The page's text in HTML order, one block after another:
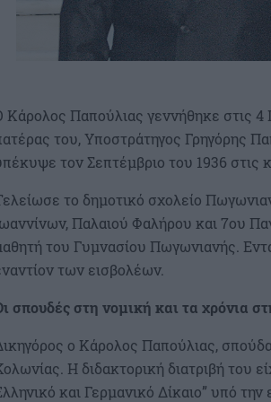
Κάρολος Παπούλιας γεννήθηκε στις
του, Υποστράτηγος Γρηγόρης
τον Σεπτέμβριο του 1936 στις
το δημοτικό σχολείο
Παλαιού Φαλήρου και 7ου
του Γυμνασίου Πωγωνιανής.
των εισβολέων.
σπουδές στη νομική και τα χρόνια
ο Κάρολος Παπούλιας,
Η διδακτορική διατριβή του
και Γερμανικό Δίκαιο” υπό